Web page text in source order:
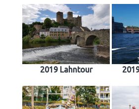
2019 Lahntour